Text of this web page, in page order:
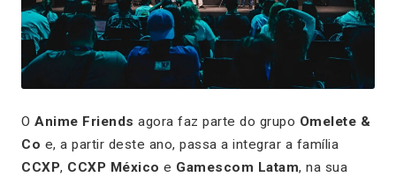
O Anime Friends agora faz parte do grupo Omelete &
Co e, a partir deste ano, passa a integrar a família
CCXP, CCXP México e Gamescom Latam, na sua